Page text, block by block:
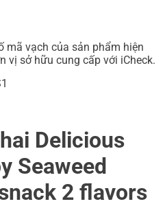
mã vạch của sản phẩm hiện
vị sở hữu cung cấp với iCheck.
Delicious
Seaweed
2 flavors